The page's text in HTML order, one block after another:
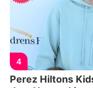
4
Perez Hiltons